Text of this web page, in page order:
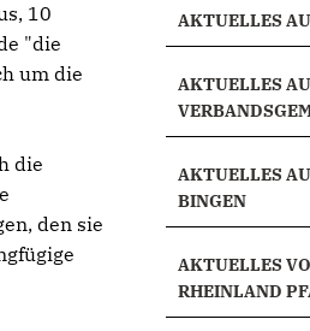
10
"die
um die
die
den sie
AKTUELLES
AKTUELLES
AKTUELLES
BINGEN
AKTUELLES
RHEINLAND